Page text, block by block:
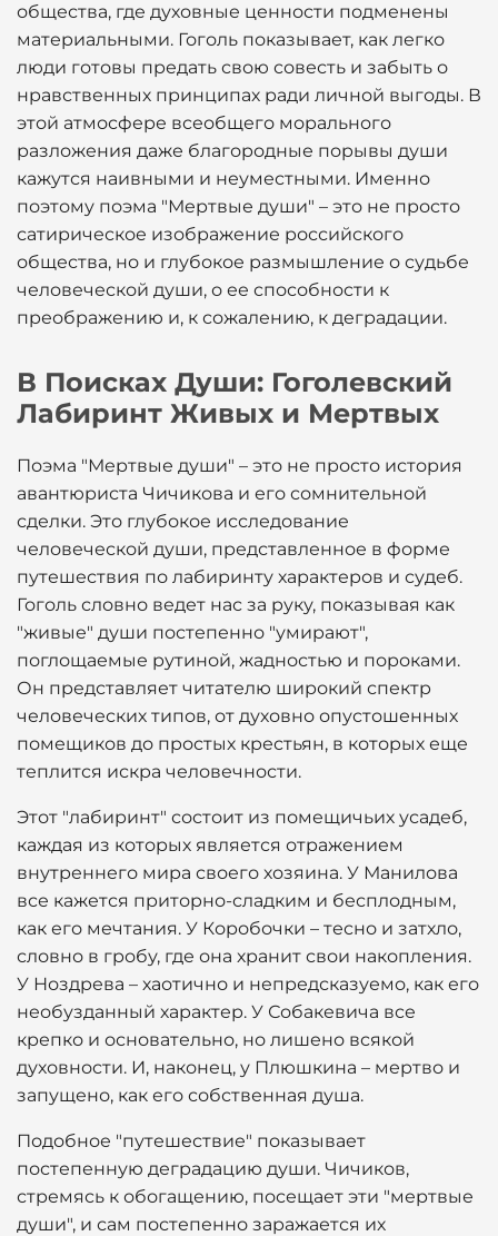
общества, где духовные ценности подменены
материальными. Гоголь показывает, как легко
люди готовы предать свою совесть и забыть о
нравственных принципах ради личной выгоды. В
этой атмосфере всеобщего морального
разложения даже благородные порывы души
кажутся наивными и неуместными. Именно
поэтому поэма "Мертвые души" – это не просто
сатирическое изображение российского
общества, но и глубокое размышление о судьбе
человеческой души, о ее способности к
преображению и, к сожалению, к деградации.
В Поисках Души: Гоголевский
Лабиринт Живых и Мертвых
Поэма "Мертвые души" – это не просто история
авантюриста Чичикова и его сомнительной
сделки. Это глубокое исследование
человеческой души, представленное в форме
путешествия по лабиринту характеров и судеб.
Гоголь словно ведет нас за руку, показывая как
"живые" души постепенно "умирают",
поглощаемые рутиной, жадностью и пороками.
Он представляет читателю широкий спектр
человеческих типов, от духовно опустошенных
помещиков до простых крестьян, в которых еще
теплится искра человечности.
Этот "лабиринт" состоит из помещичьих усадеб,
каждая из которых является отражением
внутреннего мира своего хозяина. У Манилова
все кажется приторно-сладким и бесплодным,
как его мечтания. У Коробочки – тесно и затхло,
словно в гробу, где она хранит свои накопления.
У Ноздрева – хаотично и непредсказуемо, как его
необузданный характер. У Собакевича все
крепко и основательно, но лишено всякой
духовности. И, наконец, у Плюшкина – мертво и
запущено, как его собственная душа.
Подобное "путешествие" показывает
постепенную деградацию души. Чичиков,
стремясь к обогащению, посещает эти "мертвые
души", и сам постепенно заражается их